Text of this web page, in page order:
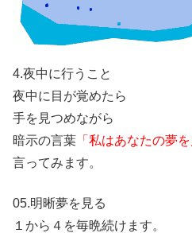
4.夜中に行うこと
夜中に目が覚めたら
手を見つめながら
暗示の言葉 「私はあなたの夢を
言ってみます。
05.明晰夢を見る
１から４を毎晩続けます。